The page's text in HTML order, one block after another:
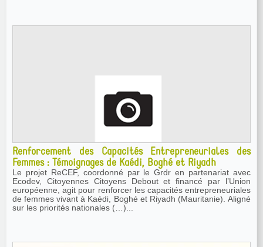
Renforcement des Capacités Entrepreneuriales des
Femmes : Témoignages de Kaédi, Boghé et Riyadh
Le projet ReCEF, coordonné par le Grdr en partenariat avec
Ecodev, Citoyennes Citoyens Debout et financé par l’Union
européenne, agit pour renforcer les capacités entrepreneuriales
de femmes vivant à Kaédi, Boghé et Riyadh (Mauritanie). Aligné
sur les priorités nationales (…)...